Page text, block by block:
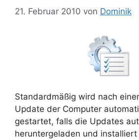
21. Februar 2010 von Dominik
Standardmäßig wird nach
Update der Computer
gestartet, falls die Updates
heruntergeladen und